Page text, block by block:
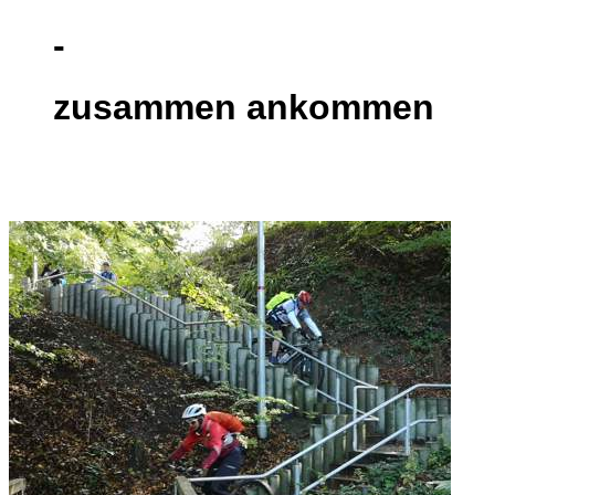
-
zusammen ankommen